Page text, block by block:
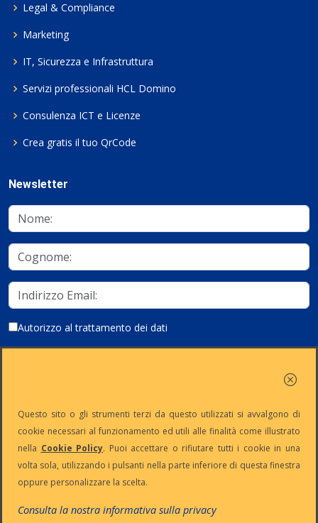
Legal & Compliance
Marketing
IT, Sicurezza e Infrastruttura
Servizi professionali HCL Domino
Consulenza ICT e Licenze
Crea gratis il tuo QrCode
Newsletter
Autorizzo al trattamento dei dati
Partita Iva:
IT13383650150
Capitale
Sociale: €
10.500 i.v.
Iscrizione
REA n° MI-
Reg. Imp. n°
MI-2001-
: digiway@legalmail.it
Questo sito o gli strumenti terzi da questo utilizzati si avvalgono di
cookie necessari al funzionamento ed utili alle finalità come illustrato
nella Cookie Policy. Puoi accettare o rifiutare tutti i cookie in una
volta sola, utilizzando i pulsanti nella parte inferiore di questa finestra
oppure personalizzare la scelta.
Consulta la nostra informativa sulla privacy